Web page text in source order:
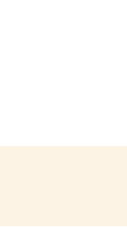
родители.
Благодарение